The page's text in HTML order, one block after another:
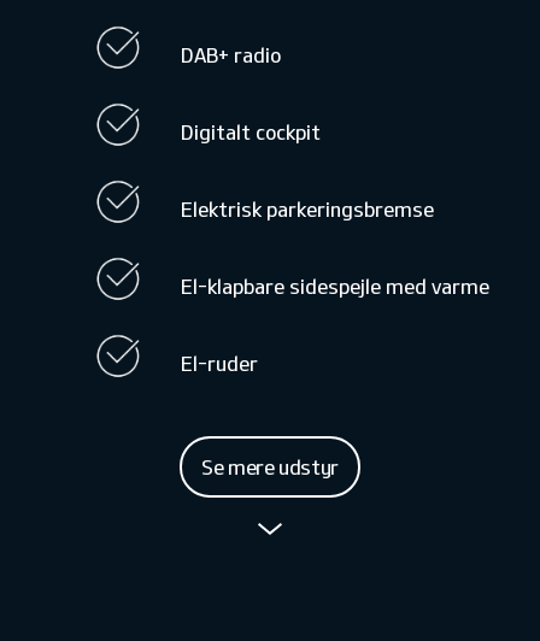
DAB+ radio
Digitalt cockpit
Elektrisk parkeringsbremse
El-klapbare sidespejle med varme
El-ruder
Se mere udstyr